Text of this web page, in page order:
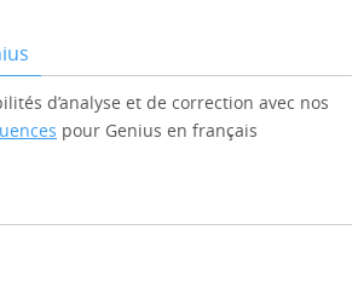
d’analyse et de correction avec nos
pour Genius en français